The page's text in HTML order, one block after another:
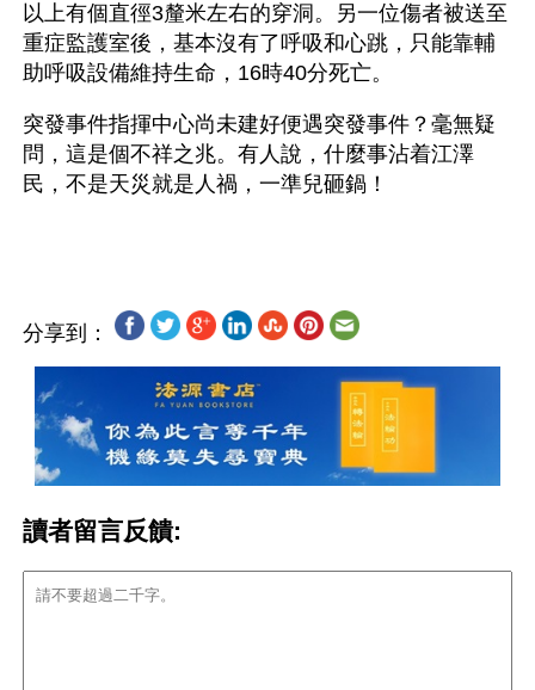
以上有個直徑3釐米左右的穿洞。另一位傷者被送至
重症監護室後，基本沒有了呼吸和心跳，只能靠輔
助呼吸設備維持生命，16時40分死亡。
突發事件指揮中心尚未建好便遇突發事件？毫無疑
問，這是個不祥之兆。有人說，什麼事沾着江澤
民，不是天災就是人禍，一準兒砸鍋！
分享到：
讀者留言反饋: